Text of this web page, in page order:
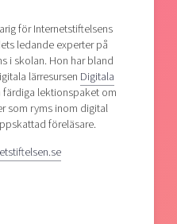
för Internetstiftelsens
ledande experter på
i skolan. Hon har bland
lärresursen Digitala
färdiga lektionspaket om
som ryms inom digital
föreläsare.